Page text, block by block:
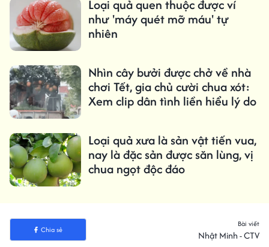
Loại quả quen thuộc được ví
như 'máy quét mỡ máu' tự
nhiên
Nhìn cây bưởi được chở về nhà
chơi Tết, gia chủ cười chua xót:
Xem clip dân tình liền hiểu lý do
Loại quả xưa là sản vật tiến vua,
nay là đặc sản được săn lùng, vị
chua ngọt độc đáo
Chia sẻ
Bài viết
Nhật Minh - CTV